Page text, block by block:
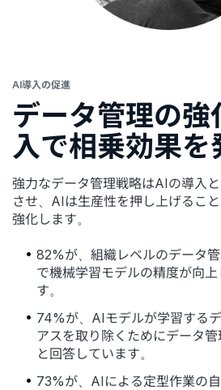
AI導入の促進
データ管理の強
入で相乗効果を
強力なデータ管理戦略はAIの導入
させ、AIは生産性を押し上げるこ
強化します。
82%が、組織レベルのデータ
で機械学習モデルの精度が向
す。
74%が、AIモデルが学習する
アスを取り除くためにデータ
と回答しています。
73%が、AIによる定型作業の